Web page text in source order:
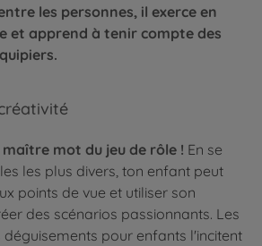
les personnes, il exerce en
et apprend à tenir compte des
mot du jeu de rôle ! En se
les plus divers, ton enfant peut
points de vue et utiliser son
des scénarios passionnants. Les
pour enfants l'incitent